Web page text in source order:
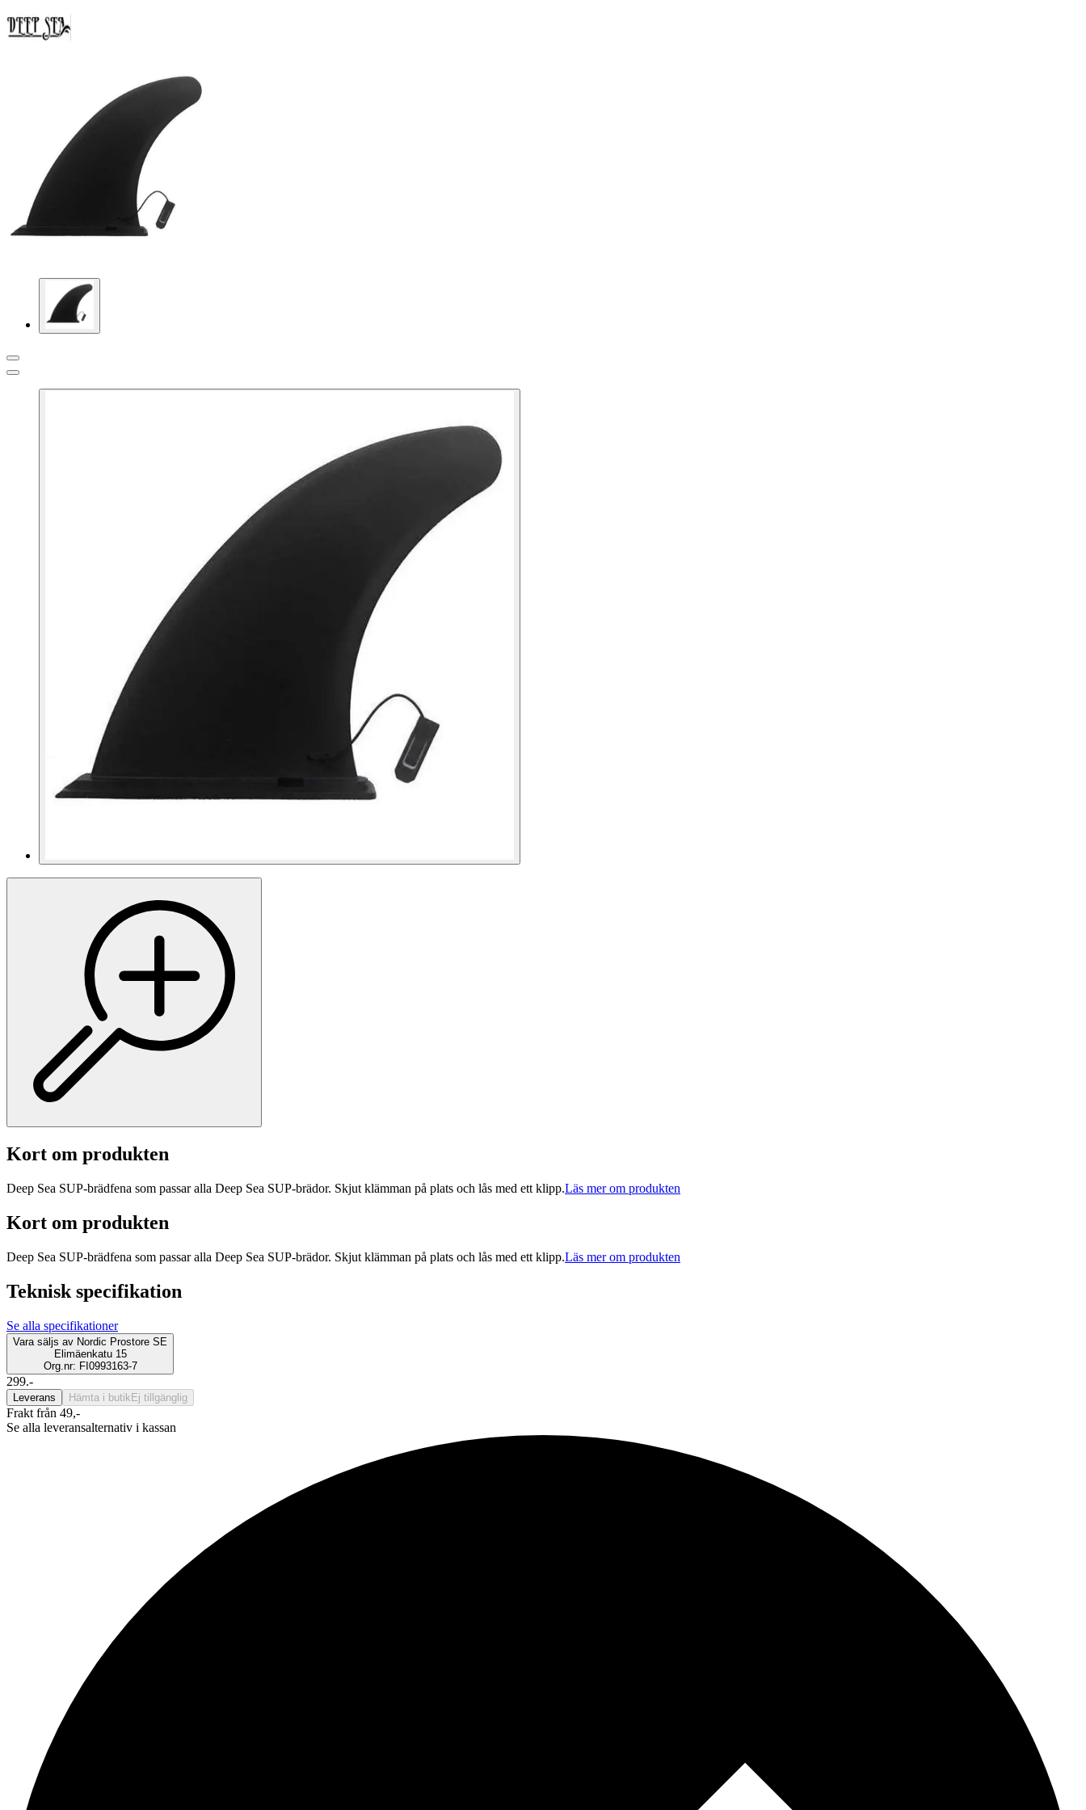
Kort om produkten
Deep Sea SUP-brädfena som passar alla Deep Sea SUP-brädor. Skjut klämman på plats och lås med ett klipp.Läs mer om produkten
Kort om produkten
Deep Sea SUP-brädfena som passar alla Deep Sea SUP-brädor. Skjut klämman på plats och lås med ett klipp.Läs mer om produkten
Teknisk specifikation
Se alla specifikationer
Vara säljs av Nordic Prostore SE
Elimäenkatu 15
Org.nr: FI0993163-7
299.-
Leverans Hämta i butik Ej tillgänglig
Frakt från 49,-
Se alla leveransalternativ i kassan